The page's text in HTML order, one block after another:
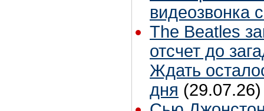
видеозвонка
The Beatles
отсчет до
Ждать
дня (29.07.26)